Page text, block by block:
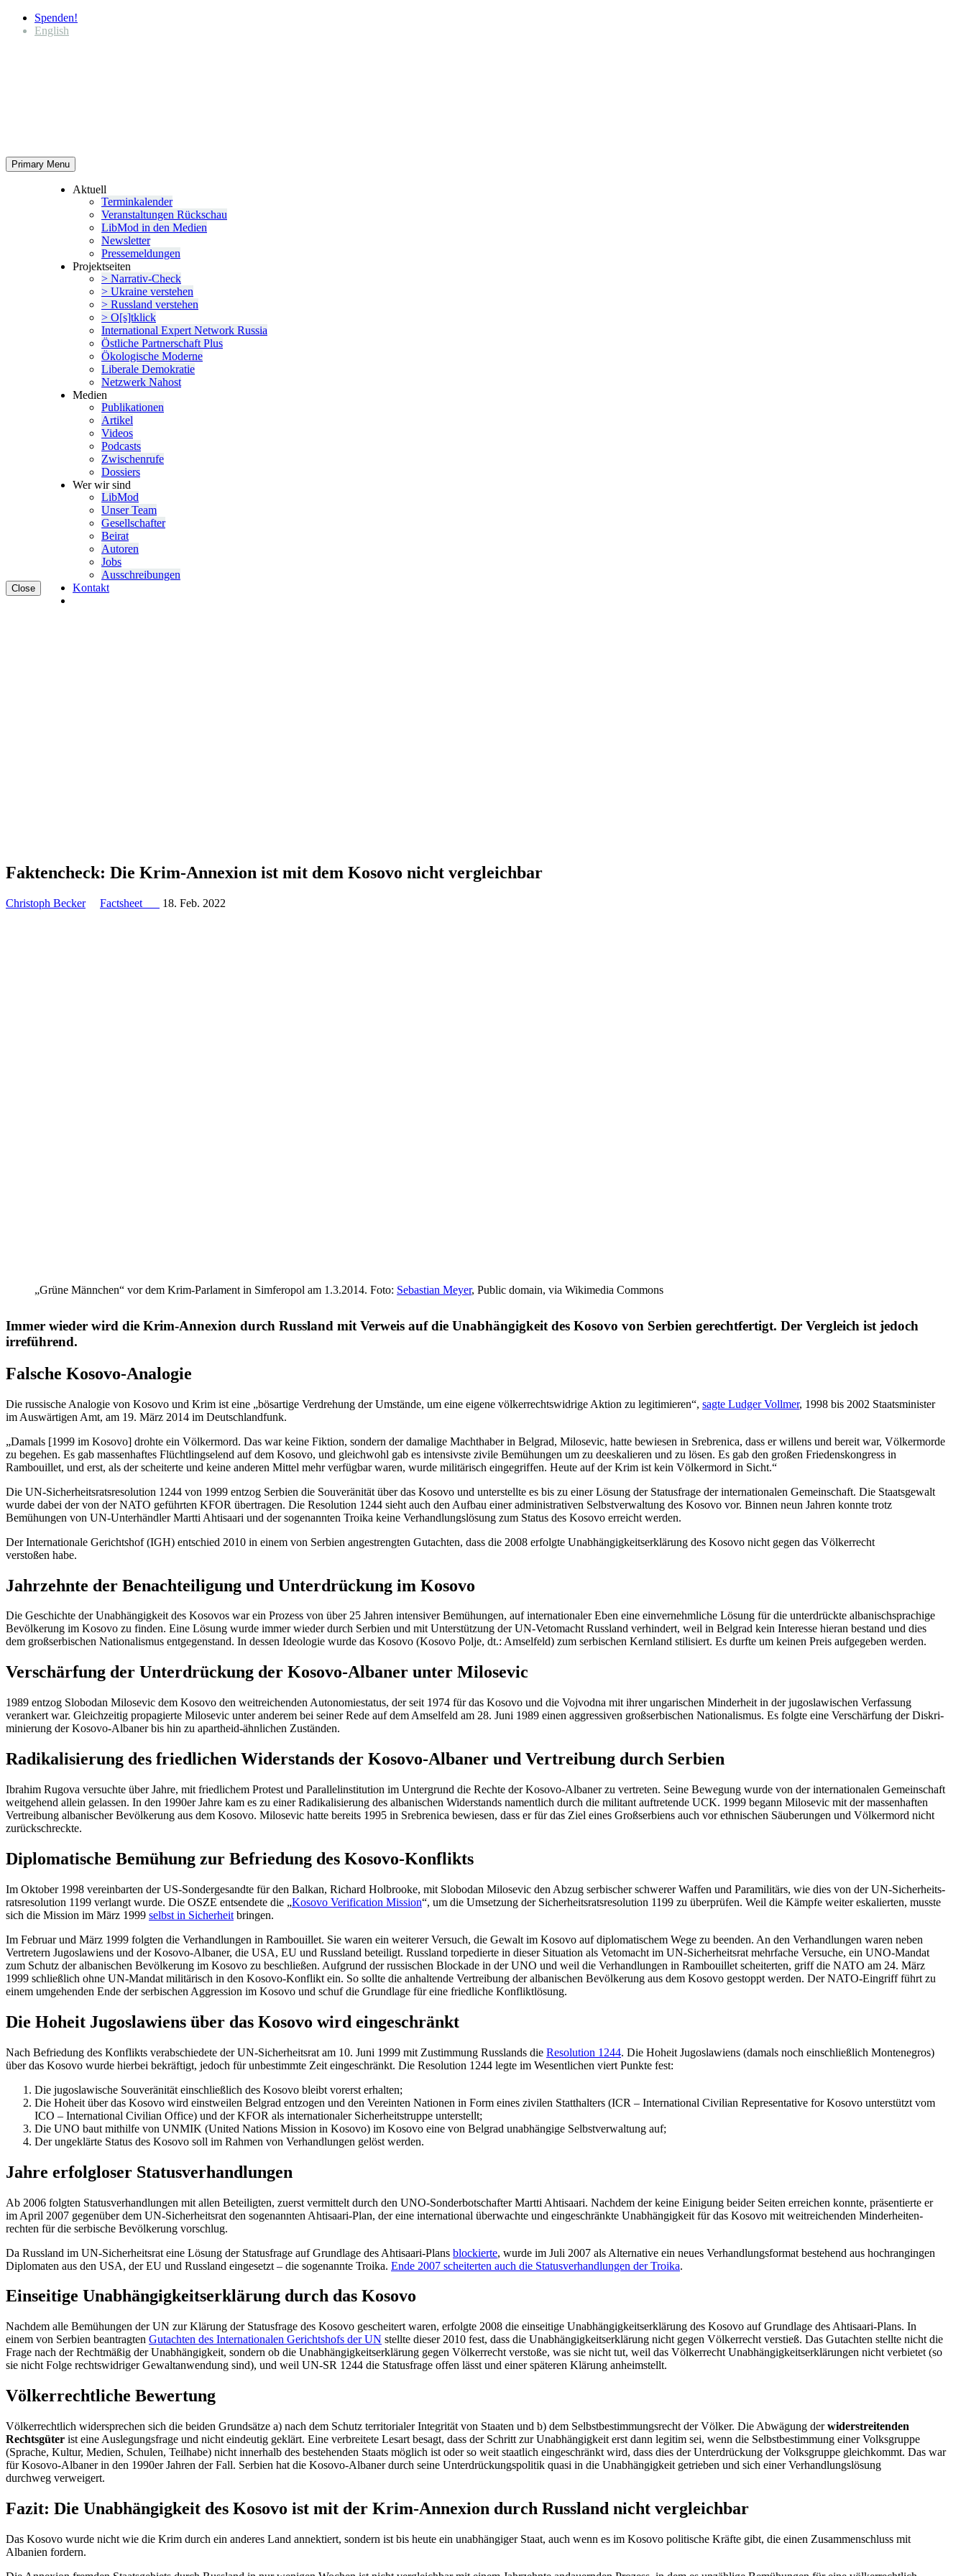
Spenden!
English
Primary Menu
Close
Aktuell
Termin­ka­lender
Veran­stal­tungen Rückschau
LibMod in den Medien
Newsletter
Presse­mel­dungen
Projekt­seiten
> Narrativ-Check
> Ukraine verstehen
> Russland verstehen
> O[s]tklick
Inter­na­tional Expert Network Russia
Östliche Partner­schaft Plus
Ökolo­gische Moderne
Liberale Demokratie
Netzwerk Nahost
Medien
Publi­ka­tionen
Artikel
Videos
Podcasts
Zwischenrufe
Dossiers
Wer wir sind
LibMod
Unser Team
Gesell­schafter
Beirat
Autoren
Jobs
Ausschrei­bungen
Kontakt
Fakten­check: Die Krim-Annexion ist mit dem Kosovo nicht vergleichbar
Christoph Becker Factsheet 18. Feb. 2022
„Grüne Männchen“ vor dem Krim-Parlament in Simfe­ropol am 1.3.2014. Foto: Sebastian Meyer, Public domain, via Wikimedia Commons
Immer wieder wird die Krim-Annexion durch Russland mit Verweis auf die Unabhän­gigkeit des Kosovo von Serbien gerecht­fertigt. Der Vergleich ist jedoch
irreführend.
Falsche Kosovo-Analogie
Die russische Analogie von Kosovo und Krim ist eine „bösartige Verdrehung der Umstände, um eine eigene völker­rechts­widrige Aktion zu legiti­mieren“, sagte Ludger Vollmer, 1998 bis 2002 Staats­mi­nister
im Auswär­tigen Amt, am 19. März 2014 im Deutschlandfunk.
„Damals [1999 im Kosovo] drohte ein Völkermord. Das war keine Fiktion, sondern der damalige Macht­haber in Belgrad, Milosevic, hatte bewiesen in Srebrenica, dass er willens und bereit war, Völker­morde
zu begehen. Es gab massen­haftes Flücht­lings­elend auf dem Kosovo, und gleichwohl gab es inten­sivste zivile Bemühungen um zu deeska­lieren und zu lösen. Es gab den großen Friedens­kon­gress in
Rambouillet, und erst, als der schei­terte und keine anderen Mittel mehr verfügbar waren, wurde militä­risch einge­griffen. Heute auf der Krim ist kein Völkermord in Sicht.“
Die UN-Sicher­heits­rats­re­so­lution 1244 von 1999 entzog Serbien die Souve­rä­nität über das Kosovo und unter­stellte es bis zu einer Lösung der Status­frage der inter­na­tio­nalen Gemein­schaft. Die Staats­gewalt
wurde dabei der von der NATO geführten KFOR übertragen. Die Resolution 1244 sieht auch den Aufbau einer adminis­tra­tiven Selbst­ver­waltung des Kosovo vor. Binnen neun Jahren konnte trotz
Bemühungen von UN-Unter­händler Martti Ahtisaari und der sogenannten Troika keine Verhand­lungs­lösung zum Status des Kosovo erreicht werden.
Der Inter­na­tionale Gerichtshof (IGH) entschied 2010 in einem von Serbien angestrengten Gutachten, dass die 2008 erfolgte Unabhän­gig­keits­er­klärung des Kosovo nicht gegen das Völker­recht
verstoßen habe.
Jahrzehnte der Benach­tei­ligung und Unter­drü­ckung im Kosovo
Die Geschichte der Unabhän­gigkeit des Kosovos war ein Prozess von über 25 Jahren inten­siver Bemühungen, auf inter­na­tio­naler Eben eine einver­nehm­liche Lösung für die unter­drückte albanisch­spra­chige
Bevöl­kerung im Kosovo zu finden. Eine Lösung wurde immer wieder durch Serbien und mit Unter­stützung der UN-Vetomacht Russland verhindert, weil in Belgrad kein Interesse hieran bestand und dies
dem großser­bi­schen Natio­na­lismus entge­gen­stand. In dessen Ideologie wurde das Kosovo (Kosovo Polje, dt.: Amselfeld) zum serbi­schen Kernland stili­siert. Es durfte um keinen Preis aufge­geben werden.
Verschärfung der Unter­drü­ckung der Kosovo-Albaner unter Milosevic
1989 entzog Slobodan Milosevic dem Kosovo den weitrei­chenden Autono­mie­status, der seit 1974 für das Kosovo und die Vojvodna mit ihrer ungari­schen Minderheit in der jugosla­wi­schen Verfassung
verankert war. Gleich­zeitig propa­gierte Milosevic unter anderem bei seiner Rede auf dem Amselfeld am 28. Juni 1989 einen aggres­siven großser­bi­schen Natio­na­lismus. Es folgte eine Verschärfung der Diskri­
mi­nierung der Kosovo-Albaner bis hin zu apartheid-ähnlichen Zuständen.
Radika­li­sierung des fried­lichen Wider­stands der Kosovo-Albaner und Vertreibung durch Serbien
Ibrahim Rugova versuchte über Jahre, mit fried­lichem Protest und Paral­lel­in­sti­tution im Unter­grund die Rechte der Kosovo-Albaner zu vertreten. Seine Bewegung wurde von der inter­na­tio­nalen Gemein­schaft
weitgehend allein gelassen. In den 1990er Jahre kam es zu einer Radika­li­sierung des albani­schen Wider­stands namentlich durch die militant auftre­tende UCK. 1999 begann Milosevic mit der massen­haften
Vertreibung albani­scher Bevöl­kerung aus dem Kosovo. Milosevic hatte bereits 1995 in Srebrenica bewiesen, dass er für das Ziel eines Großser­biens auch vor ethni­schen Säube­rungen und Völkermord nicht
zurückschreckte.
Diplo­ma­tische Bemühung zur Befriedung des Kosovo-Konflikts
Im Oktober 1998 verein­barten der US-Sonder­ge­sandte für den Balkan, Richard Holbrooke, mit Slobodan Milosevic den Abzug serbi­scher schwerer Waffen und Parami­litärs, wie dies von der UN-Sicher­heits­
rats­re­so­lution 1199 verlangt wurde. Die OSZE entsendete die „Kosovo Verifi­cation Mission“, um die Umsetzung der Sicher­heits­rats­re­so­lution 1199 zu überprüfen. Weil die Kämpfe weiter eskalierten, musste
sich die Mission im März 1999 selbst in Sicherheit bringen.
Im Februar und März 1999 folgten die Verhand­lungen in Rambouillet. Sie waren ein weiterer Versuch, die Gewalt im Kosovo auf diplo­ma­ti­schem Wege zu beenden. An den Verhand­lungen waren neben
Vertretern Jugosla­wiens und der Kosovo-Albaner, die USA, EU und Russland beteiligt. Russland torpe­dierte in dieser Situation als Vetomacht im UN-Sicher­heitsrat mehrfache Versuche, ein UNO-Mandat
zum Schutz der albani­schen Bevöl­kerung im Kosovo zu beschließen. Aufgrund der russi­schen Blockade in der UNO und weil die Verhand­lungen in Rambouillet schei­terten, griff die NATO am 24. März
1999 schließlich ohne UN-Mandat militä­risch in den Kosovo-Konflikt ein. So sollte die anhal­tende Vertreibung der albani­schen Bevöl­kerung aus dem Kosovo gestoppt werden. Der NATO-Eingriff führt zu
einem umgehenden Ende der serbi­schen Aggression im Kosovo und schuf die Grundlage für eine fried­liche Konfliktlösung.
Die Hoheit Jugosla­wiens über das Kosovo wird eingeschränkt
Nach Befriedung des Konflikts verab­schiedete der UN-Sicher­heitsrat am 10. Juni 1999 mit Zustimmung Russlands die Resolution 1244. Die Hoheit Jugosla­wiens (damals noch einschließlich Monte­negros)
über das Kosovo wurde hierbei bekräftigt, jedoch für unbestimmte Zeit einge­schränkt. Die Resolution 1244 legte im Wesent­lichen viert Punkte fest:
Die jugosla­wische Souve­rä­nität einschließlich des Kosovo bleibt vorerst erhalten;
Die Hoheit über das Kosovo wird einst­weilen Belgrad entzogen und den Vereinten Nationen in Form eines zivilen Statt­halters (ICR – Inter­na­tional Civilian Repre­sen­tative for Kosovo unter­stützt vom
ICO – Inter­na­tional Civilian Office) und der KFOR als inter­na­tio­naler Sicher­heits­truppe unterstellt;
Die UNO baut mithilfe von UNMIK (United Nations Mission in Kosovo) im Kosovo eine von Belgrad unabhängige Selbst­ver­waltung auf;
Der ungeklärte Status des Kosovo soll im Rahmen von Verhand­lungen gelöst werden.
Jahre erfolg­loser Statusverhandlungen
Ab 2006 folgten Status­ver­hand­lungen mit allen Betei­ligten, zuerst vermittelt durch den UNO-Sonder­bot­schafter Martti Ahtisaari. Nachdem der keine Einigung beider Seiten erreichen konnte, präsen­tierte er
im April 2007 gegenüber dem UN-Sicher­heitsrat den sogenannten Ahtisaari-Plan, der eine inter­na­tional überwachte und einge­schränkte Unabhän­gigkeit für das Kosovo mit weitrei­chenden Minder­hei­ten­
rechten für die serbische Bevöl­kerung vorschlug.
Da Russland im UN-Sicher­heitsrat eine Lösung der Status­frage auf Grundlage des Ahtisaari-Plans blockierte, wurde im Juli 2007 als Alter­native ein neues Verhand­lungs­format bestehend aus hochran­gingen
Diplo­maten aus den USA, der EU und Russland einge­setzt – die sogenannte Troika. Ende 2007 schei­terten auch die Status­ver­hand­lungen der Troika.
Einseitige Unabhän­gig­keits­er­klärung durch das Kosovo
Nachdem alle Bemühungen der UN zur Klärung der Status­frage des Kosovo gescheitert waren, erfolgte 2008 die einseitige Unabhän­gig­keits­er­klärung des Kosovo auf Grundlage des Ahtisaari-Plans. In
einem von Serbien beantragten Gutachten des Inter­na­tio­nalen Gerichtshofs der UN stellte dieser 2010 fest, dass die Unabhän­gig­keits­er­klärung nicht gegen Völker­recht verstieß. Das Gutachten stellte nicht die
Frage nach der Recht­mäßig der Unabhän­gigkeit, sondern ob die Unabhän­gig­keits­er­klärung gegen Völker­recht verstoße, was sie nicht tut, weil das Völker­recht Unabhän­gig­keits­er­klä­rungen nicht verbietet (so
sie nicht Folge rechts­wid­riger Gewalt­an­wendung sind), und weil UN-SR 1244 die Status­frage offen lässt und einer späteren Klärung anheimstellt.
Völker­recht­liche Bewertung
Völker­rechtlich wider­sprechen sich die beiden Grund­sätze a) nach dem Schutz terri­to­rialer Integrität von Staaten und b) dem Selbst­be­stim­mungs­recht der Völker. Die Abwägung derwider­strei­tenden
Rechts­güter ist eine Ausle­gungs­frage und nicht eindeutig geklärt. Eine verbreitete Lesart besagt, dass der Schritt zur Unabhän­gigkeit erst dann legitim sei, wenn die Selbst­be­stimmung einer Volks­gruppe
(Sprache, Kultur, Medien, Schulen, Teilhabe) nicht innerhalb des bestehenden Staats möglich ist oder so weit staatlich einge­schränkt wird, dass dies der Unter­drü­ckung der Volks­gruppe gleich­kommt. Das war
für Kosovo-Albaner in den 1990er Jahren der Fall. Serbien hat die Kosovo-Albaner durch seine Unter­drü­ckungs­po­litik quasi in die Unabhän­gigkeit getrieben und sich einer Verhand­lungs­lösung
durchweg verweigert.
Fazit: Die Unabhän­gigkeit des Kosovo ist mit der Krim-Annexion durch Russland nicht vergleichbar
Das Kosovo wurde nicht wie die Krim durch ein anderes Land annek­tiert, sondern ist bis heute ein unabhän­giger Staat, auch wenn es im Kosovo politische Kräfte gibt, die einen Zusam­men­schluss mit
Albanien fordern.